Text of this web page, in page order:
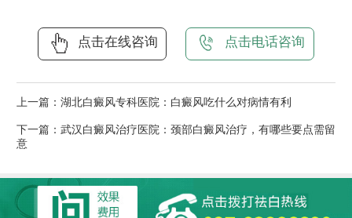
点击在线咨询 点击电话咨询
上一篇： 湖北白癜风专科医院：白癜风吃什么对病情有利
下一篇： 武汉白癜风治疗医院：颈部白癜风治疗，有哪些要点需留
意